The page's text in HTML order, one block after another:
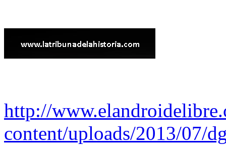
http://
content/uploads/2013/07/